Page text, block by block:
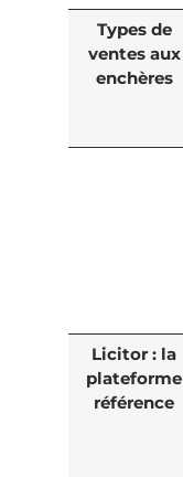
Types de
ventes aux
enchères
Licitor : la
plateforme
référence